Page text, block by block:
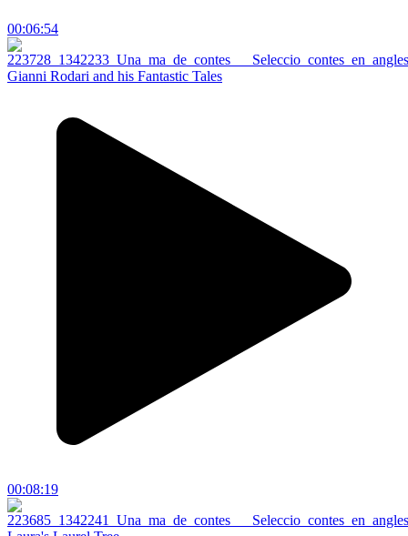
00:06:54
Gianni Rodari and his Fantastic Tales
00:08:19